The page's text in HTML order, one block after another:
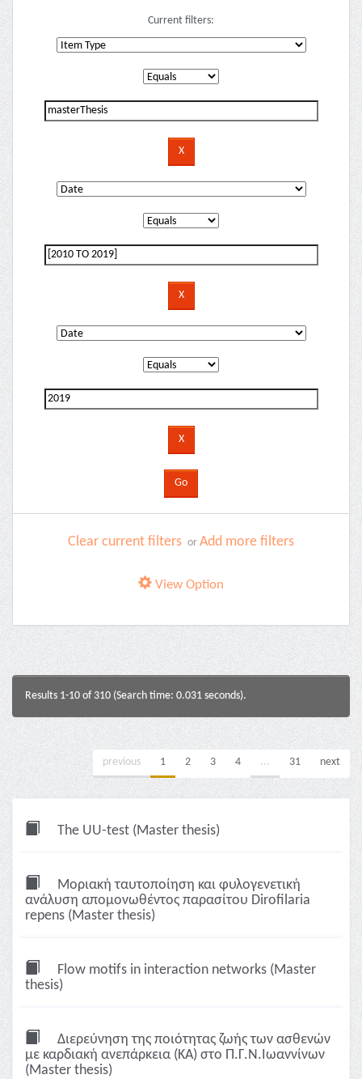
Current filters:
Clear current filters or Add more filters
View Option
Results 1-10 of 310 (Search time: 0.031 seconds).
previous 1 2 3 4 ... 31 next
The UU-test (Master thesis)
Μοριακή ταυτοποίηση και φυλογενετική
ανάλυση απομονωθέντος παρασίτου Dirofilaria
repens (Master thesis)
Flow motifs in interaction networks (Master
thesis)
Διερεύνηση της ποιότητας ζωής των ασθενών
με καρδιακή ανεπάρκεια (ΚΑ) στο Π.Γ.Ν.Ιωαννίνων
(Master thesis)